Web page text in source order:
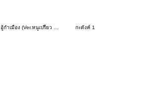
อู้กำเมือง (Ver.หนูเปรี้ยว แสนซน) กะตังค์ 1